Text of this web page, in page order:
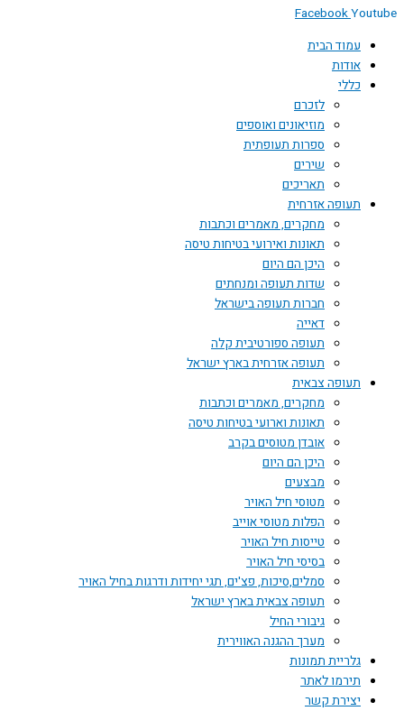
Facebook
עמוד הבית
אודות
כללי
לזכרם
מוזיאונים ואוספים
ספרות תעופתית
שירים
תאריכים
תעופה אזרחית
מחקרים, מאמרים וכתבות
תאונות ואירועי בטיחות טיסה
היכן הם היום
שדות תעופה ומנחתים
חברות תעופה בישראל
דאייה
תעופה ספורטיבית קלה
תעופה אזרחית בארץ ישראל
תעופה צבאית
מחקרים, מאמרים וכתבות
תאונות וארועי בטיחות טיסה
אובדן מטוסים בקרב
היכן הם היום
מבצעים
מטוסי חיל האויר
הפלות מטוסי אוייב
טייסות חיל האויר
בסיסי חיל האויר
סמלים,סיכות, פצ'ים, תגי יחידות ודרגות בחיל האויר
תעופה צבאית בארץ ישראל
גיבורי החיל
מערך ההגנה האווירית
גלריית תמונות
תירמו לאתר
יצירת קשר